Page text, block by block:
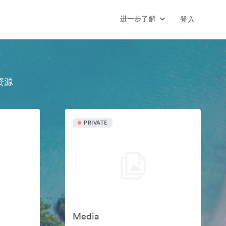
进一步了解 登入
源
PRIVATE
Media